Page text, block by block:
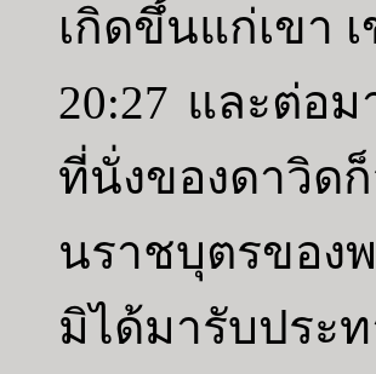
เกิดขึ้นแก่เขา
20:27 และต่อ
ที่นั่งของดาวิ
นราชบุตรของ
มิได้มารับประ